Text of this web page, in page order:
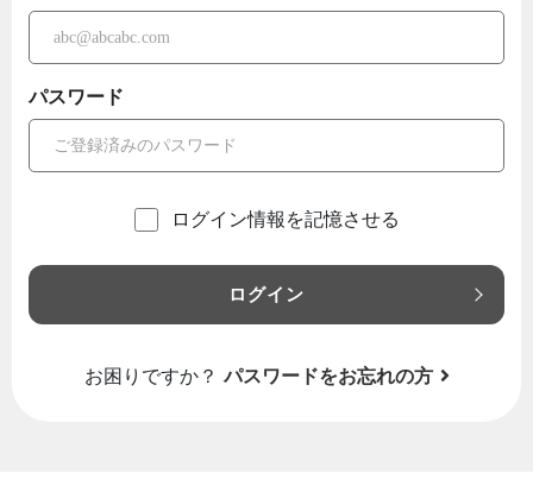
パスワード
ログイン情報を記憶させる
ログイン
お困りですか？ パスワードをお忘れの方